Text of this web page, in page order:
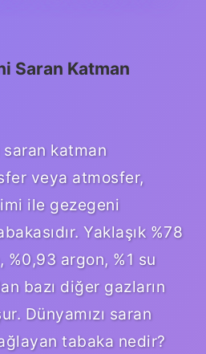
Saran Katman
saran katman
veya atmosfer,
ile gezegeni
Yaklaşık %78
%0,93 argon, %1 su
bazı diğer gazların
Dünyamızı saran
tabaka nedir?